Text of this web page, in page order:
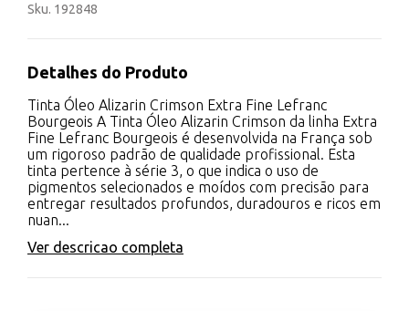
Sku. 192848
Detalhes do Produto
Tinta Óleo Alizarin Crimson Extra Fine Lefranc
Bourgeois A Tinta Óleo Alizarin Crimson da linha Extra
Fine Lefranc Bourgeois é desenvolvida na França sob
um rigoroso padrão de qualidade profissional. Esta
tinta pertence à série 3, o que indica o uso de
pigmentos selecionados e moídos com precisão para
entregar resultados profundos, duradouros e ricos em
nuan...
Ver descricao completa